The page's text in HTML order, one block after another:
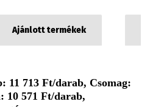
Ajánlott termékek
11 713 Ft/darab, Csomag:
10 571 Ft/darab,